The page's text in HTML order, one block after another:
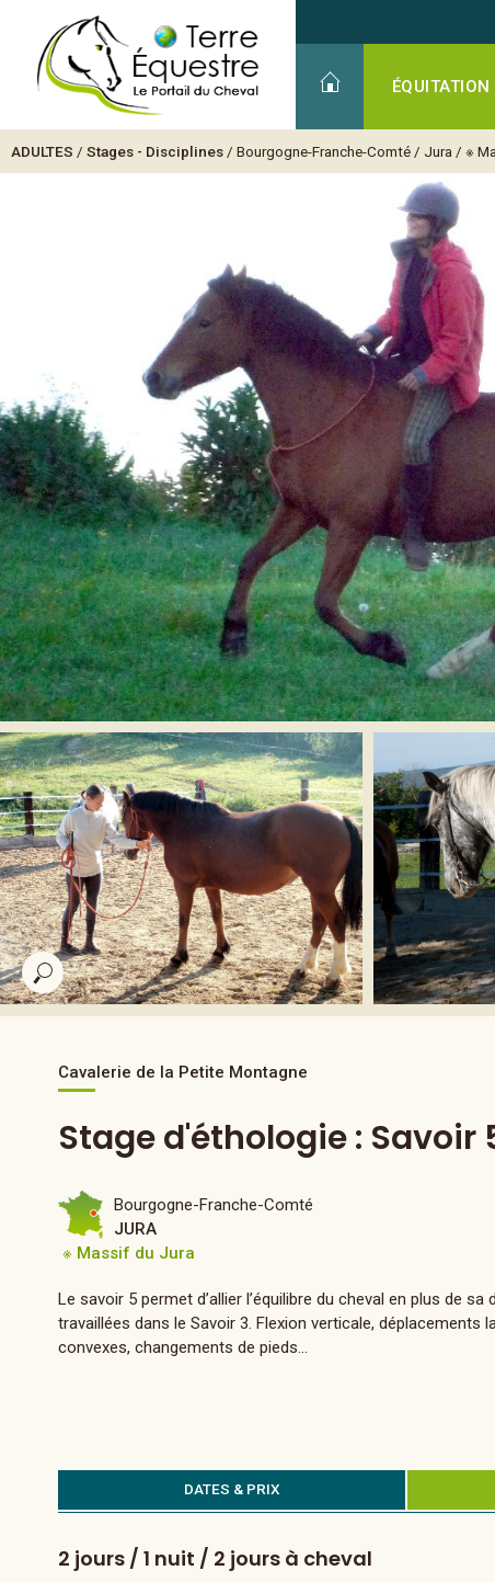
ADULTES / Stages - Disciplines / Bourgogne-Franche-Comté / Jura / ※
Cavalerie de la Petite Montagne
Stage d'éthologie : Savoir
Bourgogne-Franche-Comté
JURA
※ Massif du Jura
Le savoir 5 permet d’allier l’équilibre du cheval en plus de
travaillées dans le Savoir 3. Flexion verticale, déplacements
convexes, changements de pieds...
DATES & PRIX
2 jours / 1 nuit / 2 jours à cheval